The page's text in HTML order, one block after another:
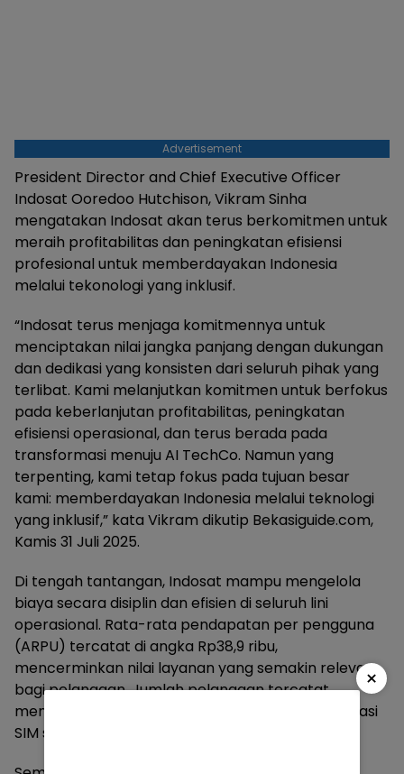
Advertisement
President Director and Chief Executive Officer
Indosat Ooredoo Hutchison, Vikram Sinha
mengatakan Indosat akan terus berkomitmen untuk
meraih profitabilitas dan peningkatan efisiensi
profesional untuk memberdayakan Indonesia
melalui tekonologi yang inklusif.
“Indosat terus menjaga komitmennya untuk
menciptakan nilai jangka panjang dengan dukungan
dan dedikasi yang konsisten dari seluruh pihak yang
terlibat. Kami melanjutkan komitmen untuk berfokus
pada keberlanjutan profitabilitas, peningkatan
efisiensi operasional, dan terus berada pada
transformasi menuju AI TechCo. Namun yang
terpenting, kami tetap fokus pada tujuan besar
kami: memberdayakan Indonesia melalui teknologi
yang inklusif,” kata Vikram dikutip Bekasiguide.com,
Kamis 31 Juli 2025.
Di tengah tantangan, Indosat mampu mengelola
biaya secara disiplin dan efisien di seluruh lini
operasional. Rata-rata pendapatan per pengguna
(ARPU) tercatat di angka Rp38,9 ribu,
mencerminkan nilai layanan yang semakin relevan
bagi pelanggan. Jumlah pelanggan tercatat
mencapai 95,4 juta, sejalan dengan tren konsolidasi
SIM secara keseluruhan.
×